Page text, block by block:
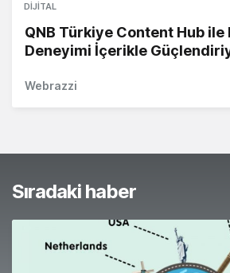
DIJITAL
QNB Türkiye Content Hub ile
Deneyimi İçerikle
Webrazzi
Sıradaki haber